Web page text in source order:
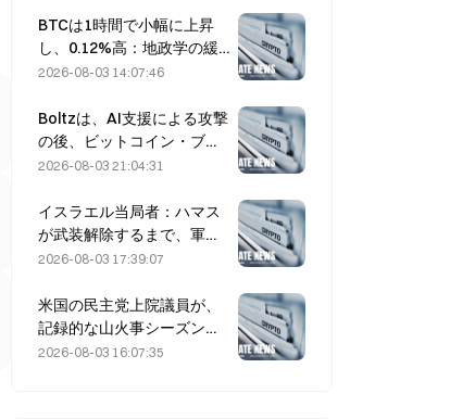
BTCは1時間で小幅に上昇
し、0.12%高：地政学の緩
和とマクロのムードの連動
し
2026-08-03 14:07:46
Boltzは、AI支援による攻撃
の後、ビットコイン・ブリ
ッジのサービスを無期限停
2026-08-03 21:04:31
イスラエル当局者：ハマス
が武装解除するまで、軍の
資金拠出（撤退）は行わな
2026-08-03 17:39:07
米国の民主党上院議員が、
記録的な山火事シーズンを
背景に、CFTCに対して山
2026-08-03 16:07:35